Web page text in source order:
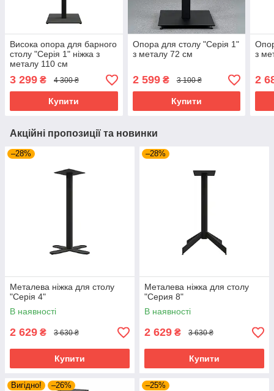
Висока опора для барного
столу "Серія 1" ніжка з
металу 110 см
3 299 ₴ 4 300 ₴
Купити
Опора для столу "Серія 1"
з металу 72 см
2 599₴ 3 100 ₴
Купити
з
2
Акційні пропозиції та новинки
–28%
Металева ніжка для столу
"Серія 4"
В наявності
2 629 ₴ 3 630 ₴
Купити
–28%
Металева ніжка для столу
"Серия 8"
В наявності
2 629 ₴ 3 630 ₴
Купити
Вигідно! –26% –25%